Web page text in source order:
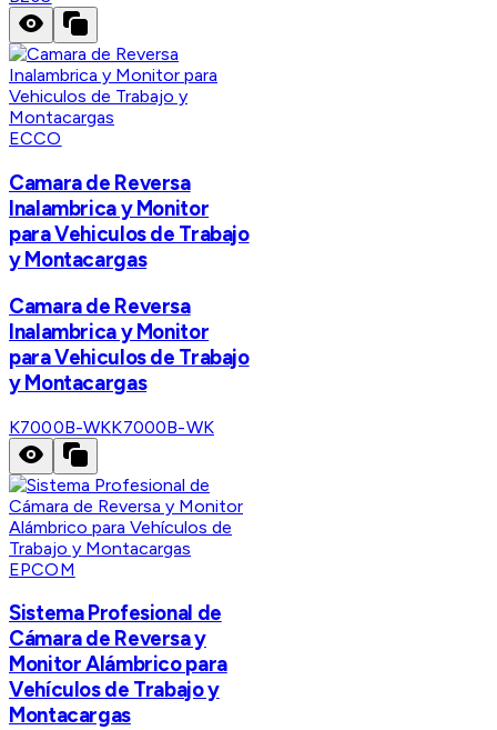
ECCO
Camara de Reversa
Inalambrica y Monitor
para Vehiculos de Trabajo
y Montacargas
Camara de Reversa
Inalambrica y Monitor
para Vehiculos de Trabajo
y Montacargas
K7000B-WKK7000B-WK
EPCOM
Sistema Profesional de
Cámara de Reversa y
Monitor Alámbrico para
Vehículos de Trabajo y
Montacargas